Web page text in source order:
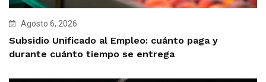
Agosto 6, 2026
Subsidio Unificado al Empleo: cuánto paga y
durante cuánto tiempo se entrega